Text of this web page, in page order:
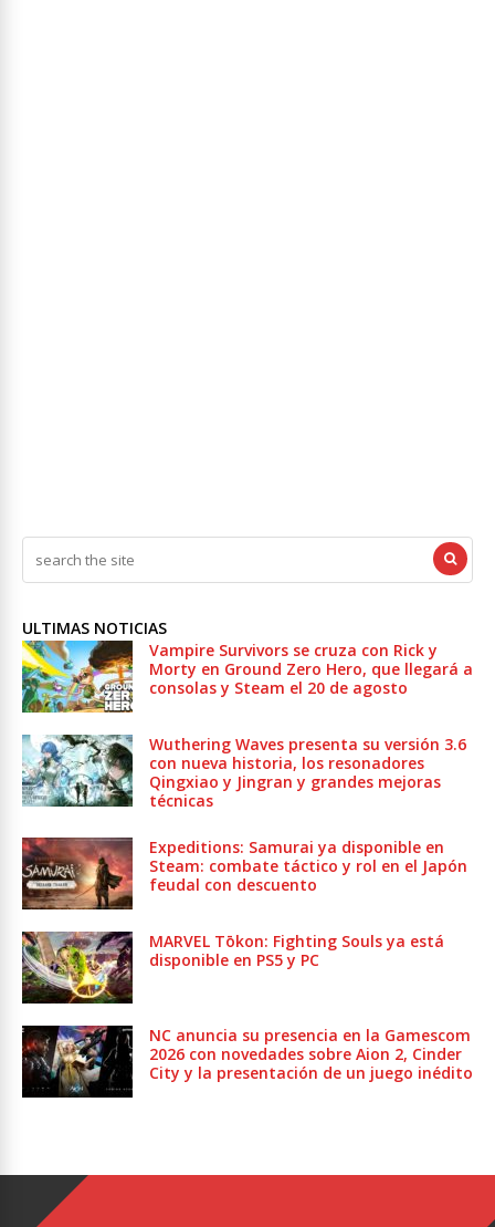
ULTIMAS NOTICIAS
Vampire Survivors se cruza con Rick y
Morty en Ground Zero Hero, que llegará a
consolas y Steam el 20 de agosto
Wuthering Waves presenta su versión 3.6
con nueva historia, los resonadores
Qingxiao y Jingran y grandes mejoras
técnicas
Expeditions: Samurai ya disponible en
Steam: combate táctico y rol en el Japón
feudal con descuento
MARVEL Tōkon: Fighting Souls ya está
disponible en PS5 y PC
NC anuncia su presencia en la Gamescom
2026 con novedades sobre Aion 2, Cinder
City y la presentación de un juego inédito